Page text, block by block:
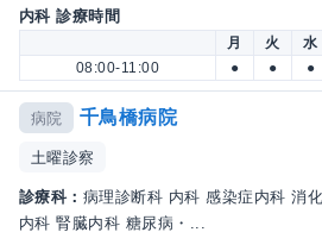
内科 診療時間
月 火 水
08:00-11:00
● ● ●
病院 千鳥橋病院
土曜診察
診療科： 病理診断科 内科 感染症内科 消
内科 腎臓内科 糖尿病・...